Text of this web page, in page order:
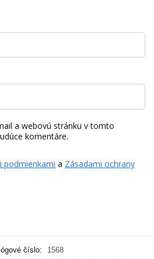
a webovú stránku v tomto
komentáre.
podmienkami a Zásadami ochrany
číslo:
1568